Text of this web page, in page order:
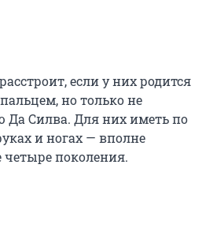
если у них родится
но только не
Да Силва. Для них иметь по
и ногах — вполне
поколения.